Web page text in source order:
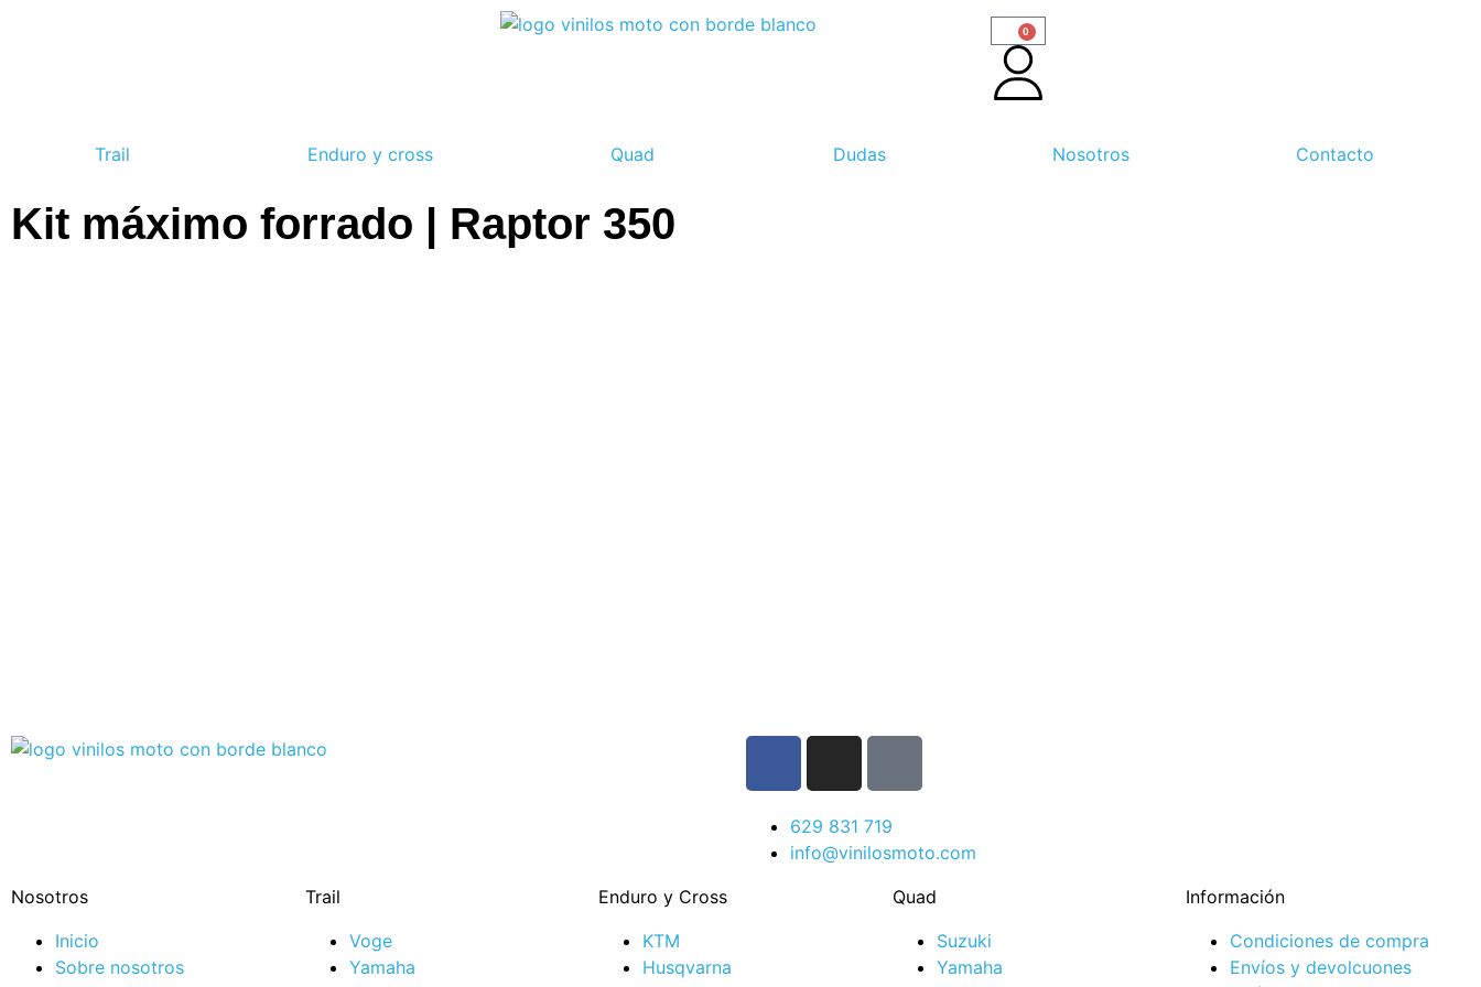
0
Trail Enduro y cross Quad Dudas Nosotros Contacto
Kit máximo forrado | Raptor 350
629 831 719
info@vinilosmoto.com
Nosotros
Inicio
Sobre nosotros
Trail
Voge
Yamaha
Enduro y Cross
KTM
Husqvarna
Quad
Suzuki
Yamaha
Información
Condiciones de compra
Envíos y devolcuones